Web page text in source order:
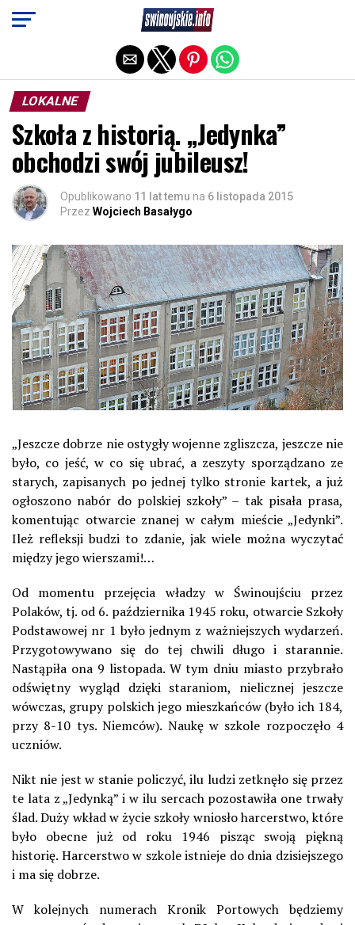
LOKALNE
Szkoła z historią. „Jedynka”
obchodzi swój jubileusz!
Opublikowano 11 lat temu na 6 listopada 2015
Przez Wojciech Basałygo
„Jeszcze dobrze nie ostygły wojenne zgliszcza, jeszcze nie
było, co jeść, w co się ubrać, a zeszyty sporządzano ze
starych, zapisanych po jednej tylko stronie kartek, a już
ogłoszono nabór do polskiej szkoły” – tak pisała prasa,
komentując otwarcie znanej w całym mieście „Jedynki”.
Ileż refleksji budzi to zdanie, jak wiele można wyczytać
między jego wierszami!…
Od momentu przejęcia władzy w Świnoujściu przez
Polaków, tj. od 6. października 1945 roku, otwarcie Szkoły
Podstawowej nr 1 było jednym z ważniejszych wydarzeń.
Przygotowywano się do tej chwili długo i starannie.
Nastąpiła ona 9 listopada. W tym dniu miasto przybrało
odświętny wygląd dzięki staraniom, nielicznej jeszcze
wówczas, grupy polskich jego mieszkańców (było ich 184,
przy 8-10 tys. Niemców). Naukę w szkole rozpoczęło 4
uczniów.
Nikt nie jest w stanie policzyć, ilu ludzi zetknęło się przez
te lata z „Jedynką” i w ilu sercach pozostawiła one trwały
ślad. Duży wkład w życie szkoły wniosło harcerstwo, które
było obecne już od roku 1946 pisząc swoją piękną
historię. Harcerstwo w szkole istnieje do dnia dzisiejszego
i ma się dobrze.
W kolejnych numerach Kronik Portowych będziemy
Exit mobile version